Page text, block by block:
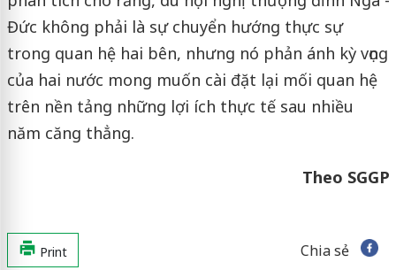
Đức không phải là sự chuyển hướng thực sự
trong quan hệ hai bên, nhưng nó phản ánh kỳ vọng
của hai nước mong muốn cài đặt lại mối quan hệ
trên nền tảng những lợi ích thực tế sau nhiều
năm căng thẳng.
Theo SGGP
Print Chia sẻ